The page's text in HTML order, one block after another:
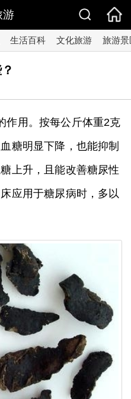
游
生活百科 文化旅游 旅游景
作用。按每公斤体重2克
糖明显下降，也能抑制
上升，且能改善糖尿性
应用于糖尿病时，多以